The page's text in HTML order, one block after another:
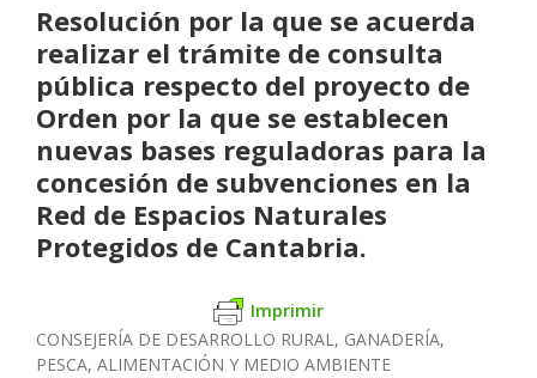
Resolución por la que se acuerda
realizar el trámite de consulta
pública respecto del proyecto de
Orden por la que se establecen
nuevas bases reguladoras para la
concesión de subvenciones en la
Red de Espacios Naturales
Protegidos de Cantabria.
Imprimir
CONSEJERÍA DE DESARROLLO RURAL, GANADERÍA,
PESCA, ALIMENTACIÓN Y MEDIO AMBIENTE